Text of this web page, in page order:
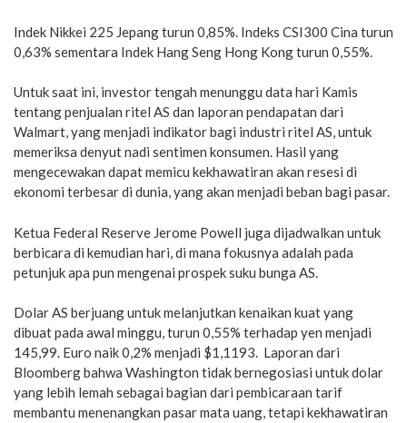
Indek Nikkei 225 Jepang turun 0,85%. Indeks CSI300 Cina turun
0,63% sementara Indek Hang Seng Hong Kong turun 0,55%.
Untuk saat ini, investor tengah menunggu data hari Kamis
tentang penjualan ritel AS dan laporan pendapatan dari
Walmart, yang menjadi indikator bagi industri ritel AS, untuk
memeriksa denyut nadi sentimen konsumen. Hasil yang
mengecewakan dapat memicu kekhawatiran akan resesi di
ekonomi terbesar di dunia, yang akan menjadi beban bagi pasar.
Ketua Federal Reserve Jerome Powell juga dijadwalkan untuk
berbicara di kemudian hari, di mana fokusnya adalah pada
petunjuk apa pun mengenai prospek suku bunga AS.
Dolar AS berjuang untuk melanjutkan kenaikan kuat yang
dibuat pada awal minggu, turun 0,55% terhadap yen menjadi
145,99. Euro naik 0,2% menjadi $1,1193. Laporan dari
Bloomberg bahwa Washington tidak bernegosiasi untuk dolar
yang lebih lemah sebagai bagian dari pembicaraan tarif
membantu menenangkan pasar mata uang, tetapi kekhawatiran